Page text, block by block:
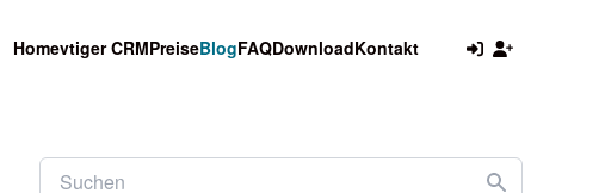
Homevtiger CRMPreiseBlogFAQDownloadKontakt